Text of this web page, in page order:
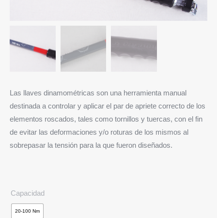
Las llaves dinamométricas son una herramienta manual
destinada a controlar y aplicar el par de apriete correcto de los
elementos roscados, tales como tornillos y tuercas, con el fin
de evitar las deformaciones y/o roturas de los mismos al
sobrepasar la tensión para la que fueron diseñados.
Capacidad
20-100 Nm